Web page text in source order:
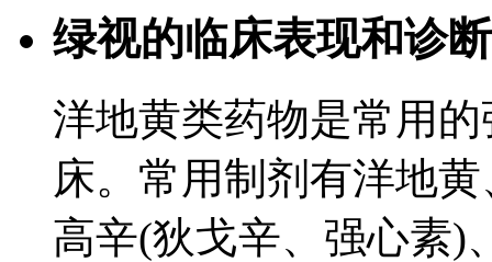
绿视的临床表现和诊断
洋地黄类药物是常用
床。常用制剂有洋地
高辛(狄戈辛、强心素)